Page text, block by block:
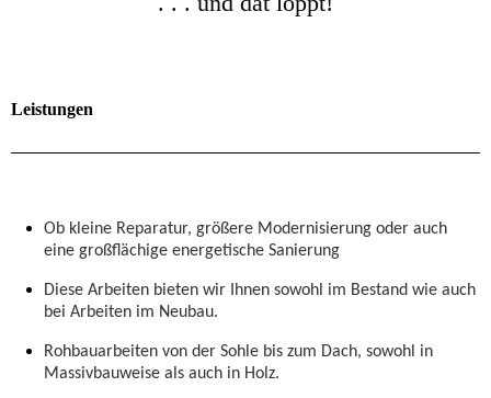
Leistungen
Ob kleine Reparatur, größere Modernisierung oder auch
eine großflächige energetische Sanierung
Diese Arbeiten bieten wir Ihnen sowohl im Bestand wie auch
bei Arbeiten im Neubau.
Rohbauarbeiten von der Sohle bis zum Dach, sowohl in
Massivbauweise als auch in Holz.